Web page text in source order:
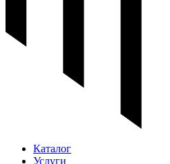
Каталог
Услуги